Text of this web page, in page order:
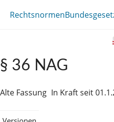
Rechtsnormen
§ 36 NAG
Alte Fassung In Kraft seit